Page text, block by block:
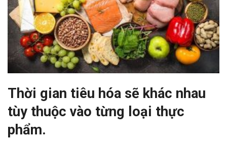
Thời gian tiêu hóa sẽ khác nhau
tùy thuộc vào từng loại thực
phẩm.